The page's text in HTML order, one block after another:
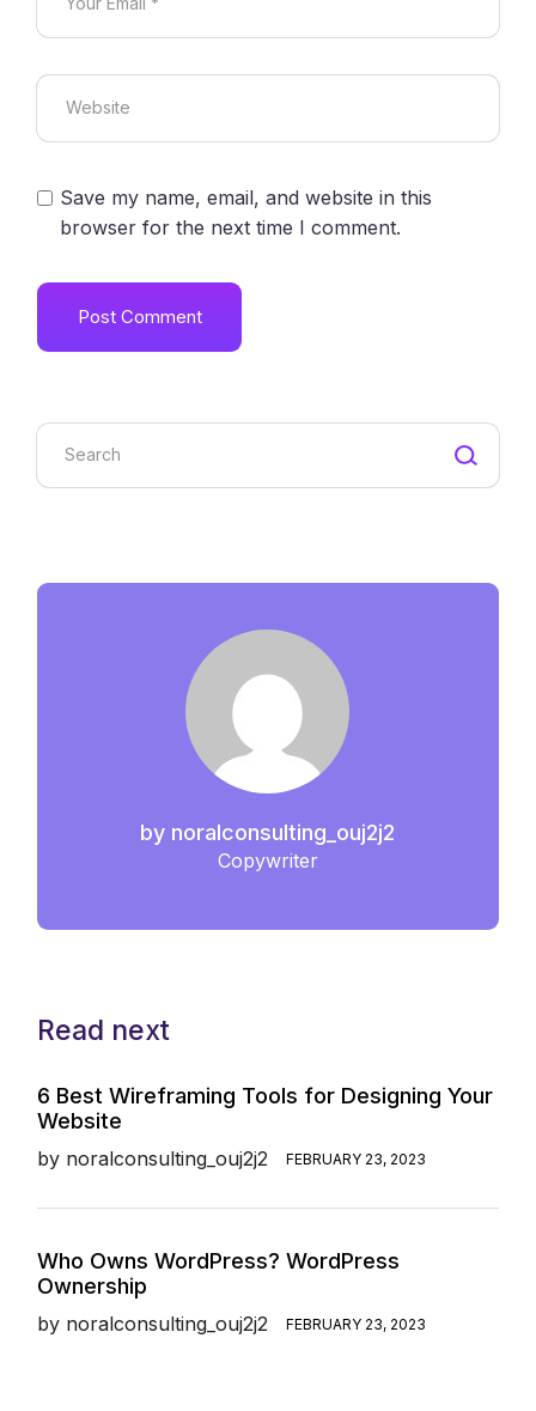
Save my name, email, and website in this
browser for the next time I comment.
Post Comment
by noralconsulting_ouj2j2
Copywriter
Read next
6 Best Wireframing Tools for Designing Your
Website
by noralconsulting_ouj2j2 FEBRUARY 23, 2023
Who Owns WordPress? WordPress
Ownership
by noralconsulting_ouj2j2 FEBRUARY 23, 2023